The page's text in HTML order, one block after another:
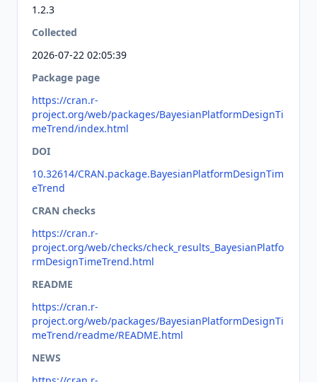
1.2.3
Collected
2026-07-22 02:05:39
Package page
https://cran.r-
project.org/web/packages/BayesianPlatformDesignTi
meTrend/index.html
DOI
10.32614/CRAN.package.BayesianPlatformDesignTim
eTrend
CRAN checks
https://cran.r-
project.org/web/checks/check_results_BayesianPlatfo
rmDesignTimeTrend.html
README
https://cran.r-
project.org/web/packages/BayesianPlatformDesignTi
meTrend/readme/README.html
NEWS